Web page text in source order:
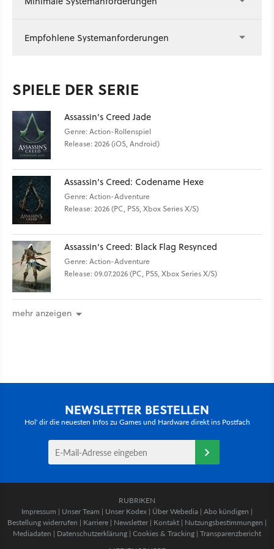
Sexismus-Probleme und Diskriminierung, die tief in der Firma
Stellung bezogen.
Empfohlene Systemanforderungen
SPIELE DER SERIE
Assassin's Creed Jade
Genre: Action-Rollenspiel
Release: 2026 (iOS, Android)
Assassin's Creed: Codename Hexe
Genre: Action-Adventure
Release: 2026 (PC, PS5, Xbox Series X/S)
Assassin's Creed: Black Flag Resynced
Genre: Action-Adventure
Release: 09.07.2026 (PC, PS5, Xbox Series X/S)
mehr anzeigen
NEWSLETTER BESTELLEN
Hol' dir die neuesten Infos zu Games und Hardware direkt ins Postfach
RUBRIKEN
Impressum | Unser Team | Unser Kodex | Über Webedia | Abo kündigen |
Bestellung widerrufen | Karriere | Newsletter | Kontakt | Nutzungsbestimmungen |
Mediadaten | Datenschutzerklärung | Cookies & Tracking | Transparenzbericht